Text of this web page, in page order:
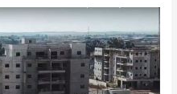
מבט
מלמעלה:
איך
נראה
פרויקט